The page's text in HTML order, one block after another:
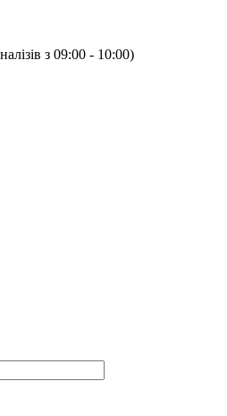
з 09:00 - 10:00)